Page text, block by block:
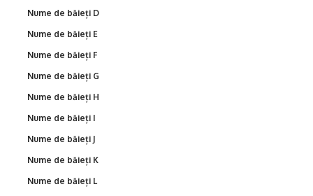
Nume de băieți D
Nume de băieți E
Nume de băieți F
Nume de băieți G
Nume de băieți H
Nume de băieți I
Nume de băieți J
Nume de băieți K
Nume de băieți L